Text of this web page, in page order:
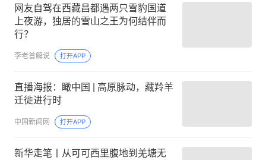
网友自驾在西藏昌都遇两只雪豹国道
上夜游，独居的雪山之王为何结伴而
行？
李老普解说 打开APP
直播海报：瞰中国 | 高原脉动，藏羚羊
迁徙进行时
中国新闻网 打开APP
新华走笔丨从可可西里腹地到羌塘无